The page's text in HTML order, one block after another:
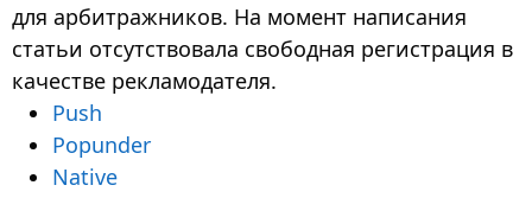
для арбитражников. На момент написания
статьи отсутствовала свободная регистрация в
качестве рекламодателя.
Push
Popunder
Native